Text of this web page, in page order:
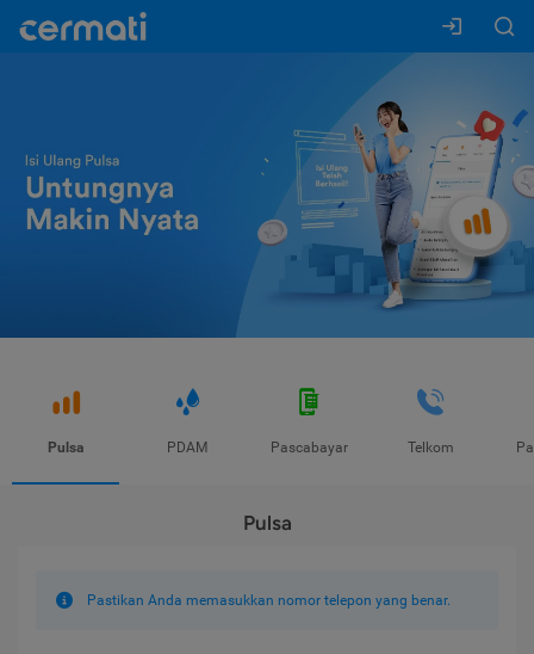
Pulsa PDAM Pascabayar Telkom
Pulsa
Pastikan Anda memasukkan nomor telepon yang benar.